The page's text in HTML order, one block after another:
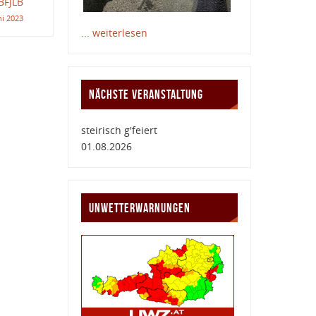
2023
... weiterlesen
NÄCHSTE VERANSTALTUNG
steirisch g'feiert
01.08.2026
UNWETTERWARNUNGEN